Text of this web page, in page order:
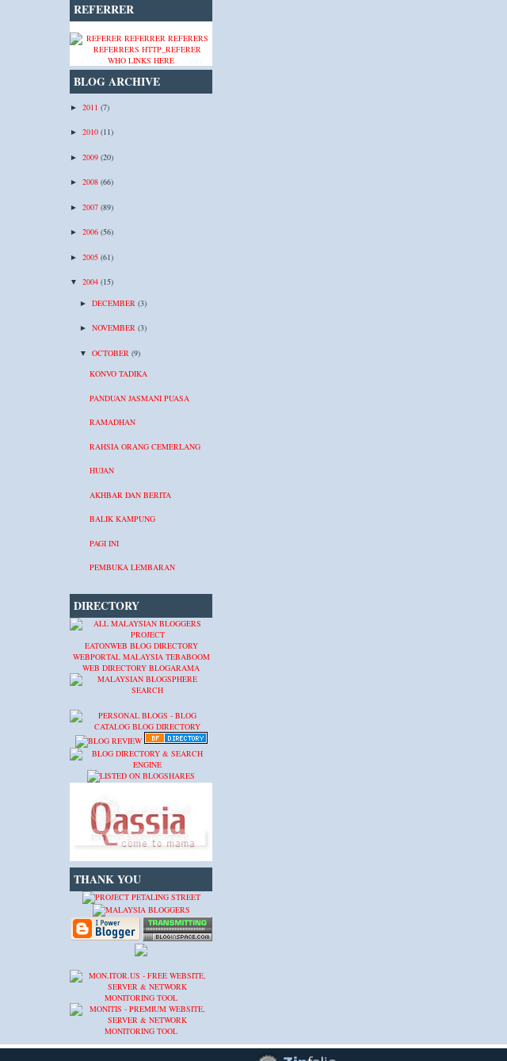
REFERRER
WHO LINKS HERE
BLOG ARCHIVE
► 2011 (7)
► 2010 (11)
► 2009 (20)
► 2008 (66)
► 2007 (89)
► 2006 (56)
► 2005 (61)
▼ 2004 (15)
► DECEMBER (3)
► NOVEMBER (3)
▼ OCTOBER (9)
KONVO TADIKA
PANDUAN JASMANI PUASA
RAMADHAN
RAHSIA ORANG CEMERLANG
HUJAN
AKHBAR DAN BERITA
BALIK KAMPUNG
PAGI INI
PEMBUKA LEMBARAN
DIRECTORY
EATONWEB BLOG DIRECTORY
WEBPORTAL MALAYSIA TEBABOOM
WEB DIRECTORY BLOGARAMA
THANK YOU